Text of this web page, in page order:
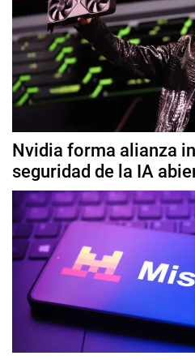
Nvidia forma alianza
seguridad de la IA